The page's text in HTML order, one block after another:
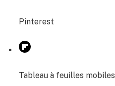
Pinterest
Tableau à feuilles mobiles